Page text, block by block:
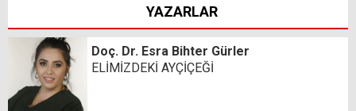
YAZARLAR
Doç. Dr. Esra Bihter Gürler
ELİMİZDEKİ AYÇİÇEĞİ